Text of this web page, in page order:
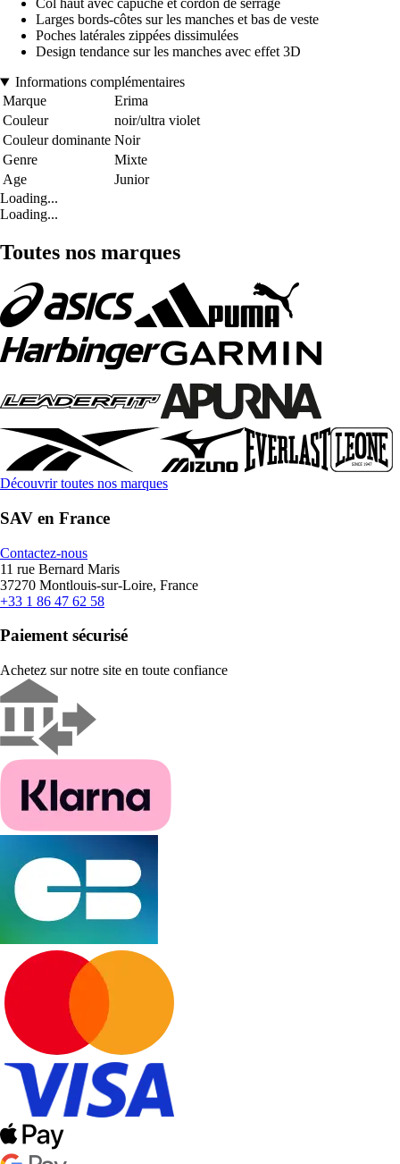
Col haut avec capuche et cordon de serrage
Larges bords-côtes sur les manches et bas de veste
Poches latérales zippées dissimulées
Design tendance sur les manches avec effet 3D
Informations complémentaires
Marque
Erima
Couleur
noir/ultra violet
Couleur dominante Noir
Genre
Mixte
Age
Junior
Loading...
Loading...
Toutes nos marques
Découvrir toutes nos marques
SAV en France
Contactez-nous
11 rue Bernard Maris
37270 Montlouis-sur-Loire, France
+33 1 86 47 62 58
Paiement sécurisé
Achetez sur notre site en toute confiance